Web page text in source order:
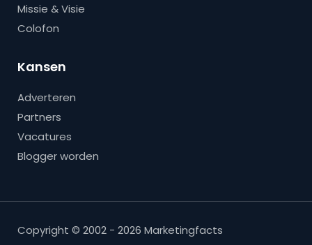
Missie & Visie
Colofon
Kansen
Adverteren
Partners
Vacatures
Blogger worden
Copyright © 2002 - 2026 Marketingfacts